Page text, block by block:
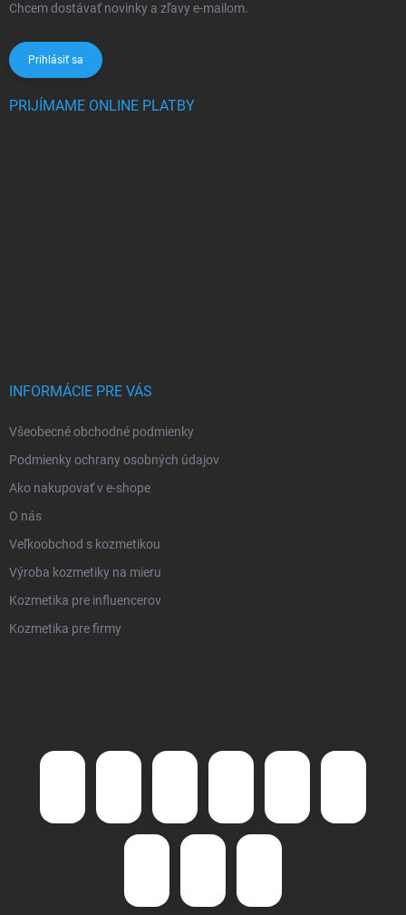
Chcem dostávať novinky a zľavy e-mailom.
Prihlásiť sa
PRIJÍMAME ONLINE PLATBY
INFORMÁCIE PRE VÁS
Všeobecné obchodné podmienky
Podmienky ochrany osobných údajov
Ako nakupovať v e-shope
O nás
Veľkoobchod s kozmetikou
Výroba kozmetiky na mieru
Kozmetika pre influencerov
Kozmetika pre firmy